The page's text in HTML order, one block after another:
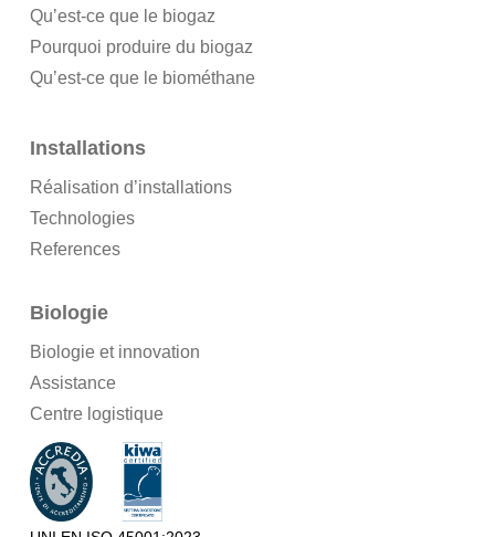
Qu’est-ce que le biogaz
Pourquoi produire du biogaz
Qu’est-ce que le biométhane
Installations
Réalisation d’installations
Technologies
References
Biologie
Biologie et innovation
Assistance
Centre logistique